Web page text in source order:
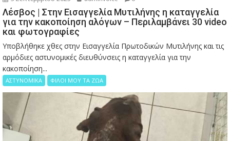
Λέσβος | Στην Εισαγγελία Μυτιλήνης η καταγγελία
για την κακοποίηση αλόγων – Περιλαμβάνει 30 video
και φωτογραφίες
Υποβλήθηκε χθες στην Εισαγγελία Πρωτοδικών Μυτιλήνης και τις
αρμόδιες αστυνομικές διευθύνσεις η καταγγελία για την
κακοποίηση...
ΑΣΤΥΝΟΜΙΚΑ ΦΙΛΟΙ ΜΟΥ ΤΑ ΖΩΑ